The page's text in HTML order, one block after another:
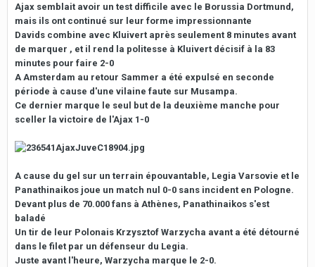
Ajax semblait avoir un test difficile avec le Borussia Dortmund,
mais ils ont continué sur leur forme impressionnante
Davids combine avec Kluivert après seulement 8 minutes avant
de marquer , et il rend la politesse à Kluivert décisif à la 83
minutes pour faire 2-0
A Amsterdam au retour Sammer a été expulsé en seconde
période à cause d'une vilaine faute sur Musampa.
Ce dernier marque le seul but de la deuxième manche pour
sceller la victoire de l'Ajax 1-0
A cause du gel sur un terrain épouvantable, Legia Varsovie et le
Panathinaikos joue un match nul 0-0 sans incident en Pologne.
Devant plus de 70.000 fans à Athènes, Panathinaikos s'est
baladé
Un tir de leur Polonais Krzysztof Warzycha avant a été détourné
dans le filet par un défenseur du Legia.
Juste avant l'heure, Warzycha marque le 2-0.